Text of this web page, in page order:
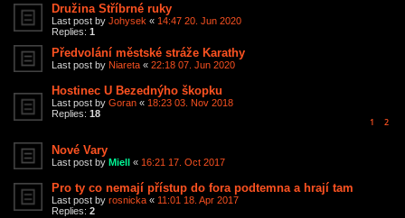
Družina Stříbrné ruky
Last post by Johysek « 14:47 20. Jun 2020
Replies: 1
Předvolání městské stráže Karathy
Last post by Niareta « 22:18 07. Jun 2020
Hostinec U Bezednýho škopku
Last post by Goran « 18:23 03. Nov 2018
Replies: 18
1 2
Nové Vary
Last post by Miell « 16:21 17. Oct 2017
Pro ty co nemají přístup do fora podtemna a hrají tam
Last post by rosnicka « 11:01 18. Apr 2017
Replies: 2